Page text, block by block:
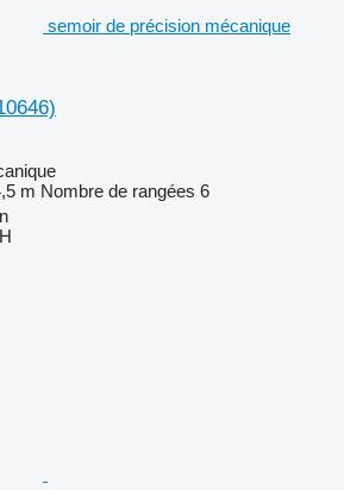
semoir de précision mécanique
m Nombre de rangées 6